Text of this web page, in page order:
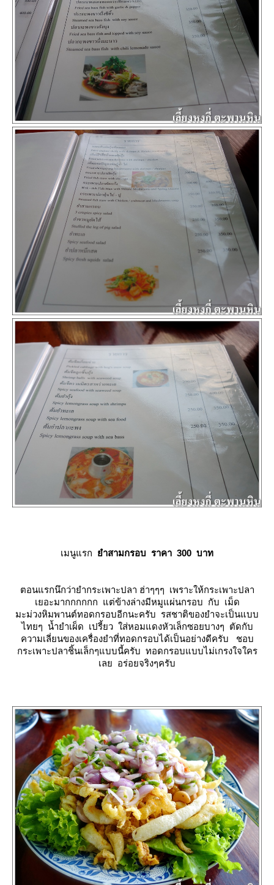
เมนูแรก ำสามกรอบ ราคา 300 บาท
ตอนแรกนึกว่ายำกระเพาะปลา ฮ่าๆๆๆ เพราะให้กระเพาะปลา
เยอะมากกกกกก แต่ข้างล่างมีหมูแผ่นกรอบ กับ เม็ด
มะม่วงหิมพานต์ทอดกรอบอีกนะครับ รสชาติของยำจะเป็นแบบ
ไทยๆ น้ำยำเผ็ด เปรี้ยว ใส่หอมแดงหัวเล็กซอยบางๆ ตัดกับ
ความเลี่ยนของเครื่องยำที่ทอดกรอบได้เป็นอย่างดีครับ ชอบ
กระเพาะปลาชิ้นเล็กๆแบบนี้ครับ ทอดกรอบแบบไม่เกรงใจใคร
เลย อร่อยจริงๆครับ